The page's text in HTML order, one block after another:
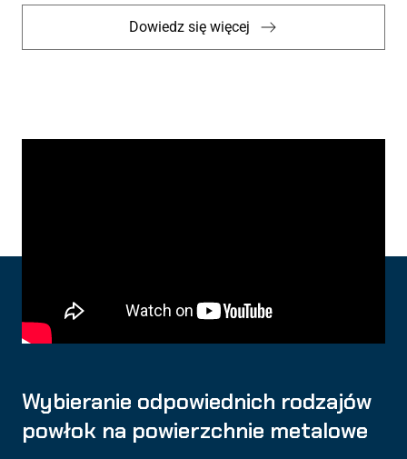
Dowiedz się więcej
Wybieranie odpowiednich rodzajów
powłok na powierzchnie metalowe